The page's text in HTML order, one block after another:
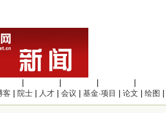
客 院士 人才 会议 基金·项目 论文 绘图